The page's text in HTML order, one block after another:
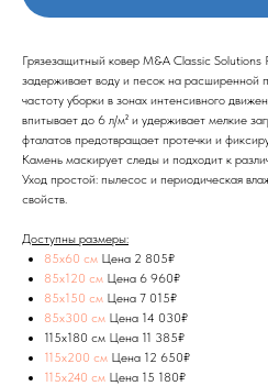
Грязезащитный ковер M&A Classic
задерживает воду и песок на расширенной
частоту уборки в зонах интенсивного
впитывает до 6 л/м² и удерживает мелкие
фталатов предотвращает протечки и
Камень маскирует следы и подходит к
Уход простой: пылесос и периодическая
свойств.
Доступны размеры:
85х60 см Цена 2 805₽
85х120 см Цена 6 960₽
85х150 см Цена 7 015₽
85х300 см Цена 14 030₽
115х180 см Цена 11 385₽
115х200 см Цена 12 650₽
115х240 см Цена 15 180₽